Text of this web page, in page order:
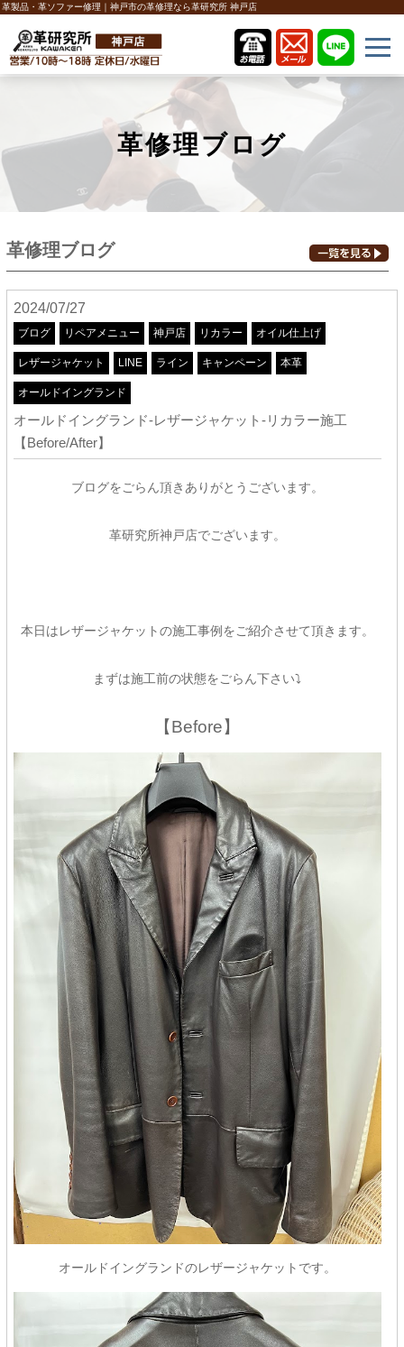
革製品・革ソファー修理｜神戸市の革修理なら革研究所 神戸店
革修理ブログ
革修理ブログ
2024/07/27
ブログ リペアメニュー 神戸店 リカラー オイル仕上げ
レザージャケット LINE ライン キャンペーン 本革
オールドイングランド
オールドイングランド-レザージャケット-リカラー施工
【Before/After】
ブログをごらん頂きありがとうございます。
革研究所神戸店でございます。
本日はレザージャケットの施工事例をご紹介させて頂きます。
まずは施工前の状態をごらん下さい⤵
【Before】
オールドイングランドのレザージャケットです。